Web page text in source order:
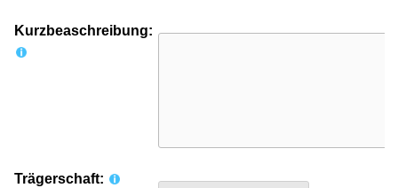
Kurzbeaschreibung:
Trägerschaft: